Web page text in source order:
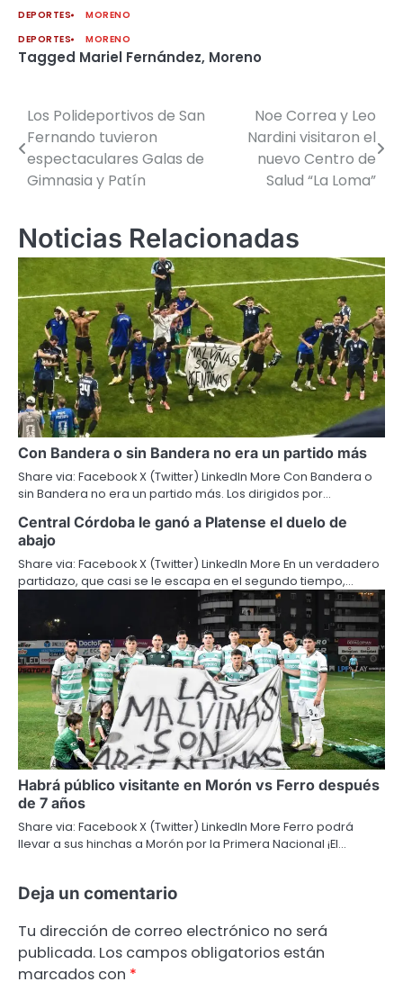
DEPORTES
MORENO
DEPORTES
MORENO
Tagged Mariel Fernández, Moreno
Navegación
de
entradas
Los Polideportivos de San
Fernando tuvieron
espectaculares Galas de
Gimnasia y Patín
Noe Correa y Leo
Nardini visitaron el
nuevo Centro de
Salud “La Loma”
Noticias Relacionadas
Con Bandera o sin Bandera no era un partido más
Share via: Facebook X (Twitter) LinkedIn More Con Bandera o
sin Bandera no era un partido más. Los dirigidos por…
Central Córdoba le ganó a Platense el duelo de
abajo
Share via: Facebook X (Twitter) LinkedIn More En un verdadero
partidazo, que casi se le escapa en el segundo tiempo,…
Habrá público visitante en Morón vs Ferro después
de 7 años
Share via: Facebook X (Twitter) LinkedIn More Ferro podrá
llevar a sus hinchas a Morón por la Primera Nacional ¡El…
Deja un comentario
Tu dirección de correo electrónico no será
publicada. Los campos obligatorios están
marcados con *